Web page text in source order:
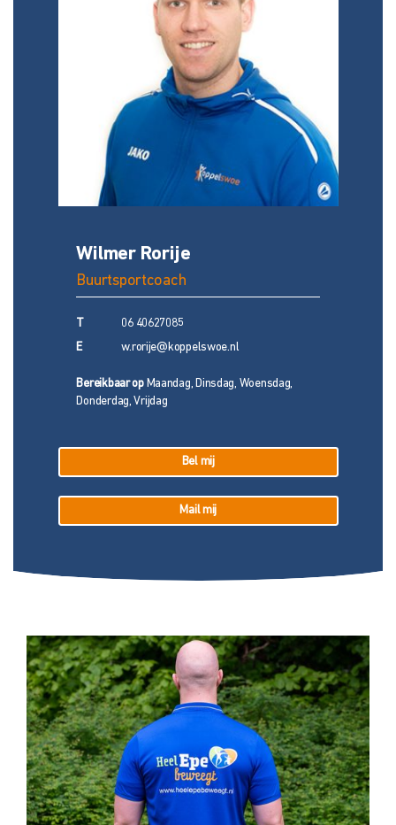
Wilmer Rorije
Buurtsportcoach
06 40627085
E w.rorije@koppelswoe.nl
Bereikbaar opMaandag, Dinsdag, Woensdag,
Donderdag, Vrijdag
Bel mij
Mail mij